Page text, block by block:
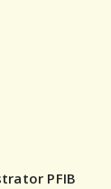
PFIB